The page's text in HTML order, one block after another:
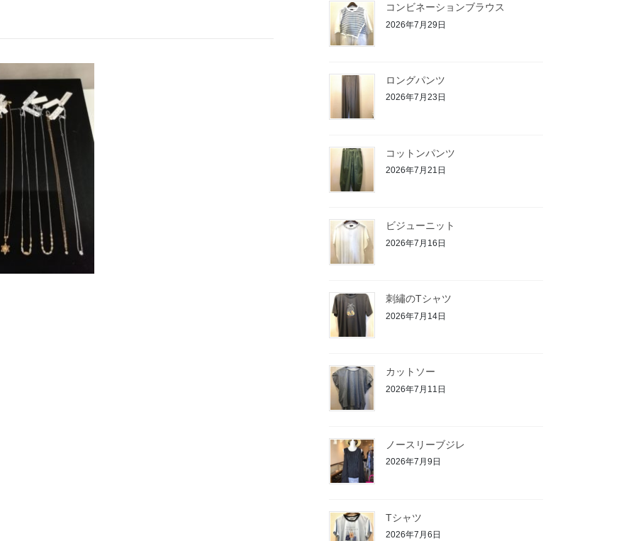
コンビネーションブラウス
2026年7月29日
ロングパンツ
2026年7月23日
コットンパンツ
2026年7月21日
ビジューニット
2026年7月16日
刺繡のTシャツ
2026年7月14日
カットソー
2026年7月11日
ノースリーブジレ
2026年7月9日
Tシャツ
2026年7月6日